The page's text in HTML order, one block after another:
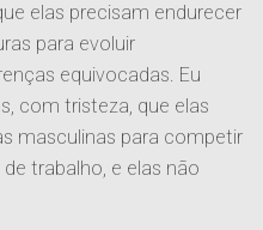
elas precisam endurecer
para evoluir
equivocadas. Eu
com tristeza, que elas
masculinas para competir
trabalho, e elas não